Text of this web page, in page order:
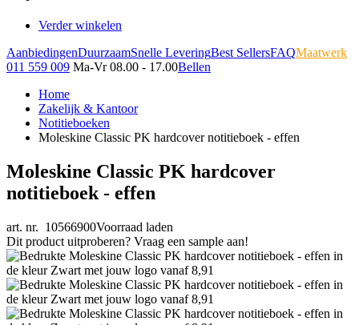
Verder winkelen
AanbiedingenDuurzaamSnelle LeveringBest SellersFAQMaatwerk
011 559 009 Ma-Vr 08.00 - 17.00Bellen
Home
Zakelijk & Kantoor
Notitieboeken
Moleskine Classic PK hardcover notitieboek - effen
Moleskine Classic PK hardcover
notitieboek - effen
art. nr. 10566900Voorraad laden
Dit product uitproberen? Vraag een sample aan!